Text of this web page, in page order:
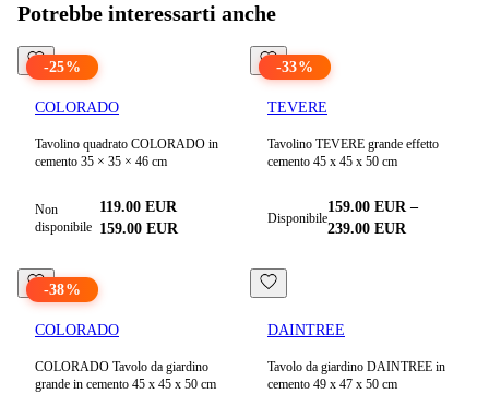
Potrebbe interessarti anche
-25%
COLORADO
Tavolino quadrato COLORADO in
cemento 35 × 35 × 46 cm
Non
disponibile
119.00 EUR
159.00 EUR
-33%
TEVERE
Tavolino TEVERE grande effetto
cemento 45 x 45 x 50 cm
Disponibile
159.00 EUR–
239.00 EUR
-38%
COLORADO
COLORADO Tavolo da giardino
grande in cemento 45 x 45 x 50 cm
DAINTREE
Tavolo da giardino DAINTREE in
cemento 49 x 47 x 50 cm